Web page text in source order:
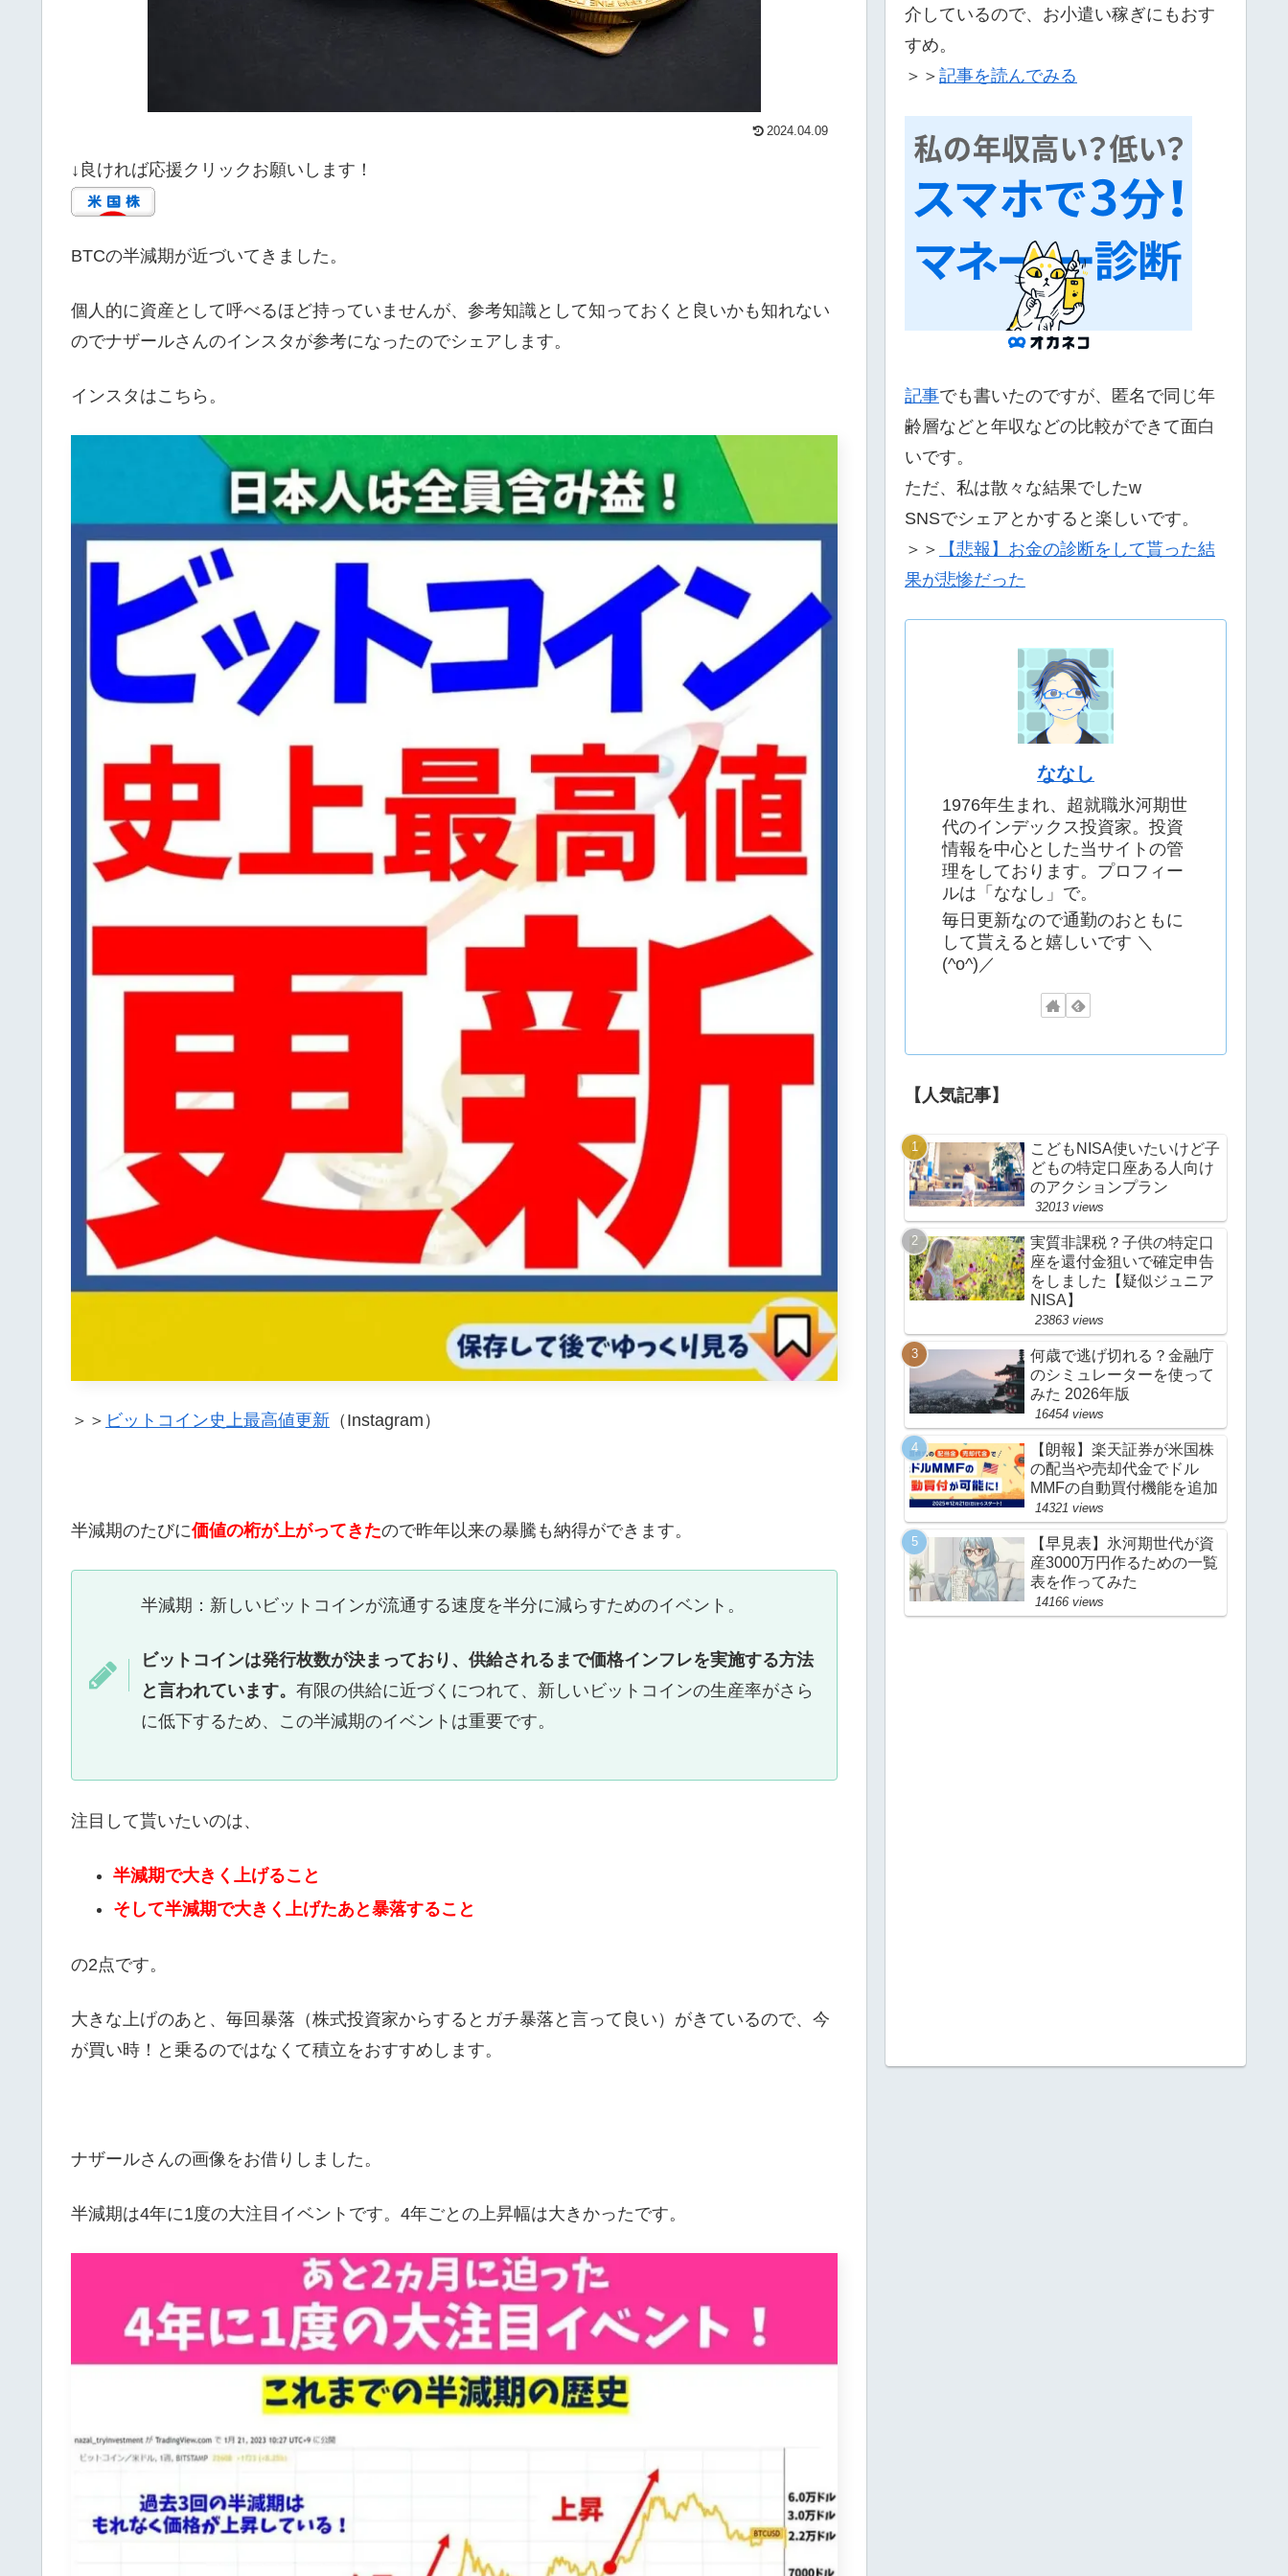
2024.04.09
↓良ければ応援クリックお願いします！
BTCの半減期が近づいてきました。
個人的に資産として呼べるほど持っていませんが、参考知識として知っておくと良いかも知れない
のでナザールさんのインスタが参考になったのでシェアします。
インスタはこちら。
＞＞ ビットコイン史上最高値更新 （Instagram）
半減期のたびに価値の桁が上がってきたので昨年以来の暴騰も納得ができます。
半減期：新しいビットコインが流通する速度を半分に減らすためのイベント。
ビットコインは発行枚数が決まっており、供給されるまで価格インフレを実施する方法
と言われています。 有限の供給に近づくにつれて、新しいビットコインの生産率がさら
に低下するため、この半減期のイベントは重要です。
注目して貰いたいのは、
半減期で大きく上げること
そして半減期で大きく上げたあと暴落すること
の2点です。
大きな上げのあと、毎回暴落（株式投資家からするとガチ暴落と言って良い）がきているので、今
が買い時！と乗るのではなくて積立をおすすめします。
ナザールさんの画像をお借りしました。
半減期は4年に1度の大注目イベントです。4年ごとの上昇幅は大きかったです。
介しているので、お小遣い稼ぎにもおす
すめ。
＞＞ 記事を読んでみる
記事でも書いたのですが、匿名で同じ年
齢層などと年収などの比較ができて面白
いです。
ただ、私は散々な結果でしたw
SNSでシェアとかすると楽しいです。
＞＞
【悲報】お金の診断をして貰った結
果が悲惨だった
ななし
1976年生まれ、超就職氷河期世
代のインデックス投資家。投資
情報を中心とした当サイトの管
理をしております。プロフィー
ルは「ななし」で。
毎日更新なので通勤のおともに
して貰えると嬉しいです ＼
(^o^)／
【人気記事】
こどもNISA使いたいけど子
どもの特定口座ある人向け
のアクションプラン
32013 views
実質非課税？子供の特定口
座を還付金狙いで確定申告
をしました【疑似ジュニア
NISA】
23863 views
何歳で逃げ切れる？金融庁
のシミュレーターを使って
みた 2026年版
16454 views
【朗報】楽天証券が米国株
の配当や売却代金でドル
MMFの自動買付機能を追加
14321 views
【早見表】氷河期世代が資
産3000万円作るための一覧
表を作ってみた
14166 views